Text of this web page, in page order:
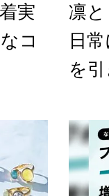
実
コ
凛
日
を